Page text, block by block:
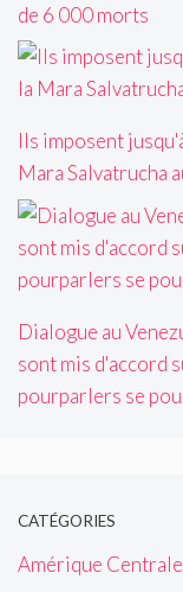
de 6 000 morts
Ils imposent
Mara Salvatrucha
Dialogue au
sont mis d'accord
pourparlers se
CATÉGORIES
Amérique Centrale